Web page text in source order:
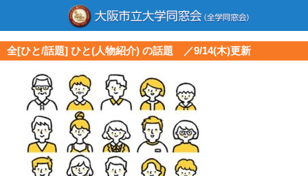
全[ひと/話題] ひと(人物紹介) の話題 ／9/14(木)更新